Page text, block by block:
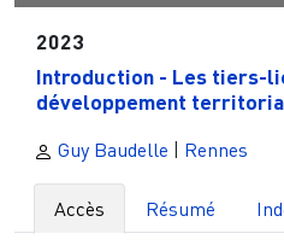
2023
Introduction - Les tiers-
développement
Guy Baudelle Rennes
Accès Résumé